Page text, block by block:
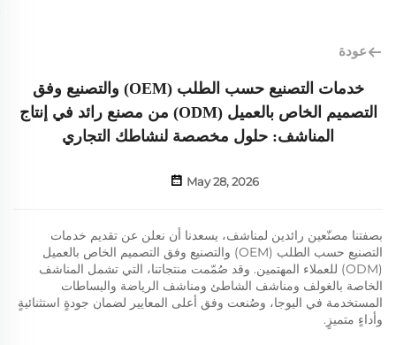
عودة
خدمات التصنيع حسب الطلب (OEM) والتصنيع وفق
التصميم الخاص بالعميل (ODM) من مصنع رائد في إنتاج
المناشف: حلول مخصصة لنشاطك التجاري
May 28, 2026
بصفتنا مصنّعين رائدين لمناشف، يسعدنا أن نعلن عن تقديم خدمات
التصنيع حسب الطلب (OEM) والتصنيع وفق التصميم الخاص بالعميل
(ODM) للعملاء المهتمين. وقد صُمّمت منتجاتنا، التي تشمل المناشف
الخاصة بالغولف ومناشف الشاطئ ومناشف الرياضة والبساطات
المستخدمة في اليوجا، وصُنعت وفق أعلى المعايير لضمان جودةٍ استثنائيةٍ
وأداءٍ متميزٍ.